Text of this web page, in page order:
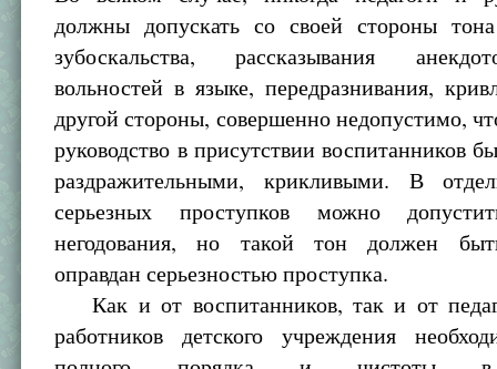
должны допускать со своей стороны
зубоскальства, рассказывания
вольностей в языке, передразнивания,
другой стороны, совершенно недопустимо,
руководство в присутствии воспитанников
раздражительными, крикливыми. В
серьезных проступков можно
негодования, но такой тон должен
оправдан серьезностью проступка.
Как и от воспитанников, так и от
работников детского учреждения